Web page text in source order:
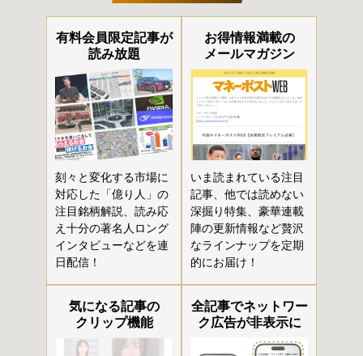
有料会員限定記事が
読み放題
刻々と変化する市場に
対応した「億り人」の
注目銘柄解説、読み応
え十分の著名人ロング
インタビューなどを連
日配信！
お得情報満載の
メールマガジン
いま読まれている注目
記事、他では読めない
深掘り特集、豪華連載
陣の更新情報など贅沢
なラインナップを定期
的にお届け！
気になる記事の
クリップ機能
全記事でネットワー
ク広告が非表示に